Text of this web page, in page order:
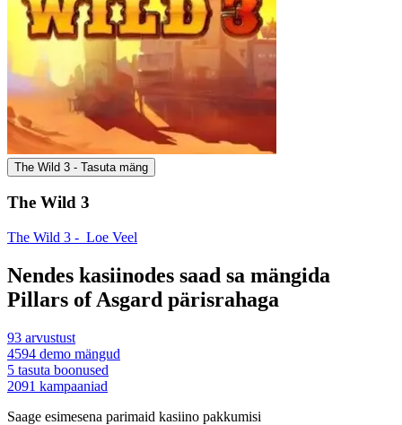
The Wild 3 - Tasuta mäng
The Wild 3
The Wild 3 - Loe Veel
Nendes kasiinodes saad sa mängida
Pillars of Asgard pärisrahaga
93 arvustust
4594 demo mängud
5 tasuta boonused
2091 kampaaniad
Saage esimesena parimaid kasiino pakkumisi